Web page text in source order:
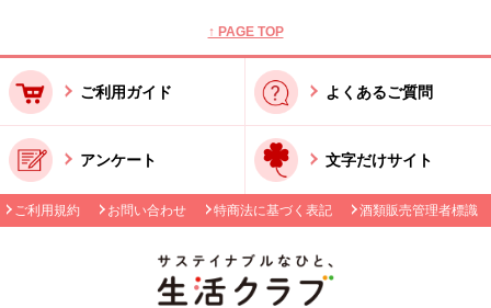
↑ PAGE TOP
ご利用ガイド よくあるご質問
アンケート 文字だけサイト
ご利用規約 お問い合わせ 特商法に基づく表記 酒類販売管理者標識